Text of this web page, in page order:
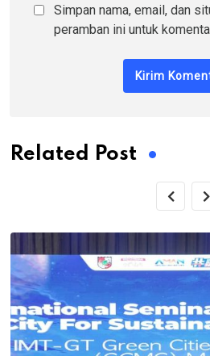
Simpan nama, email, dan
peramban ini untuk
Related Post